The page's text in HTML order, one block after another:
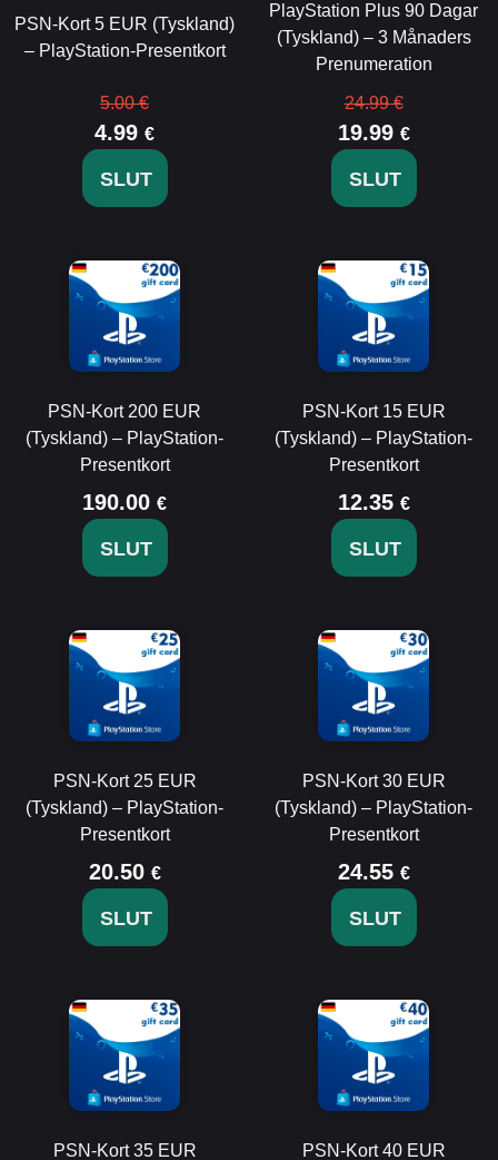
PSN-Kort 5 EUR (Tyskland)
– PlayStation-Presentkort
5.00 €
4.99 €
SLUT
PlayStation Plus 90 Dagar
(Tyskland) – 3 Månaders
Prenumeration
24.99 €
19.99 €
SLUT
PSN-Kort 200 EUR
(Tyskland) – PlayStation-
Presentkort
190.00 €
SLUT
PSN-Kort 15 EUR
(Tyskland) – PlayStation-
Presentkort
12.35 €
SLUT
PSN-Kort 25 EUR
(Tyskland) – PlayStation-
Presentkort
20.50 €
SLUT
PSN-Kort 30 EUR
(Tyskland) – PlayStation-
Presentkort
24.55 €
SLUT
PSN-Kort 35 EUR PSN-Kort 40 EUR